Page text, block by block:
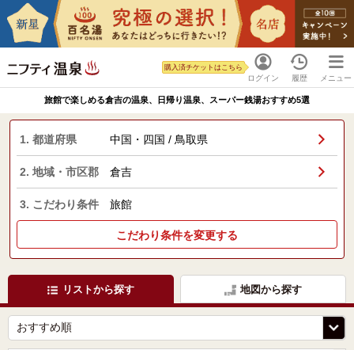
ログイン
購入済チケットはこちら
履歴 メニュー
旅館で楽しめる倉吉の温泉、日帰り温泉、スーパー銭湯おすすめ5選
1. 都道府県 中国・四国 / 鳥取県
2. 地域・市区郡 倉吉
3. こだわり条件 旅館
こだわり条件を変更する
リストから探す 地図から探す